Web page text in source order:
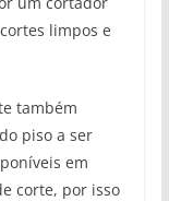
limpos e
também
piso a ser
em
corte, por isso